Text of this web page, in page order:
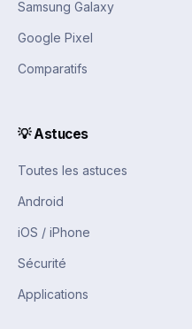
Samsung Galaxy
Google Pixel
Comparatifs
💡 Astuces
Toutes les astuces
Android
iOS / iPhone
Sécurité
Applications